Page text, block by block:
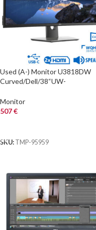
Used (A-) Monitor U3818DW
Curved/Dell/38“UW-
s/Grade A-/DP & 2xHDMI & U
Monitor
507€
SKU: TMP-95959